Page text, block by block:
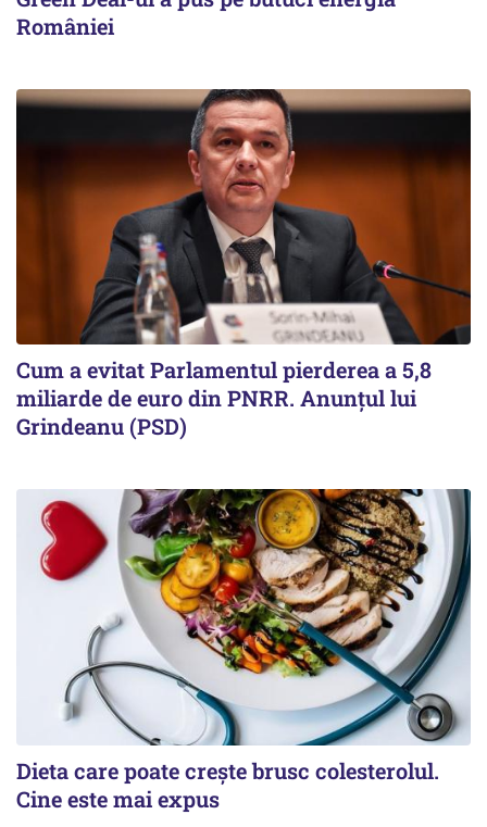
României
Cum a evitat Parlamentul pierderea a 5,8
miliarde de euro din PNRR. Anunțul lui
Grindeanu (PSD)
Dieta care poate crește brusc colesterolul.
Cine este mai expus